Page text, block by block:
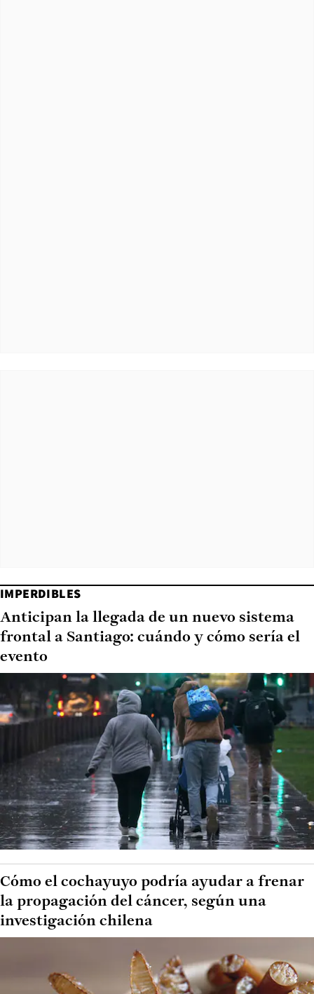
IMPERDIBLES
Anticipan la llegada de un nuevo sistema
frontal a Santiago: cuándo y cómo sería el
evento
Cómo el cochayuyo podría ayudar a frenar
la propagación del cáncer, según una
investigación chilena